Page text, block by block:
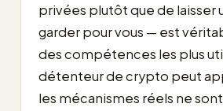
privées plutôt que de laisser
garder pour vous — est
des compétences les plus
détenteur de crypto peut
les mécanismes réels ne